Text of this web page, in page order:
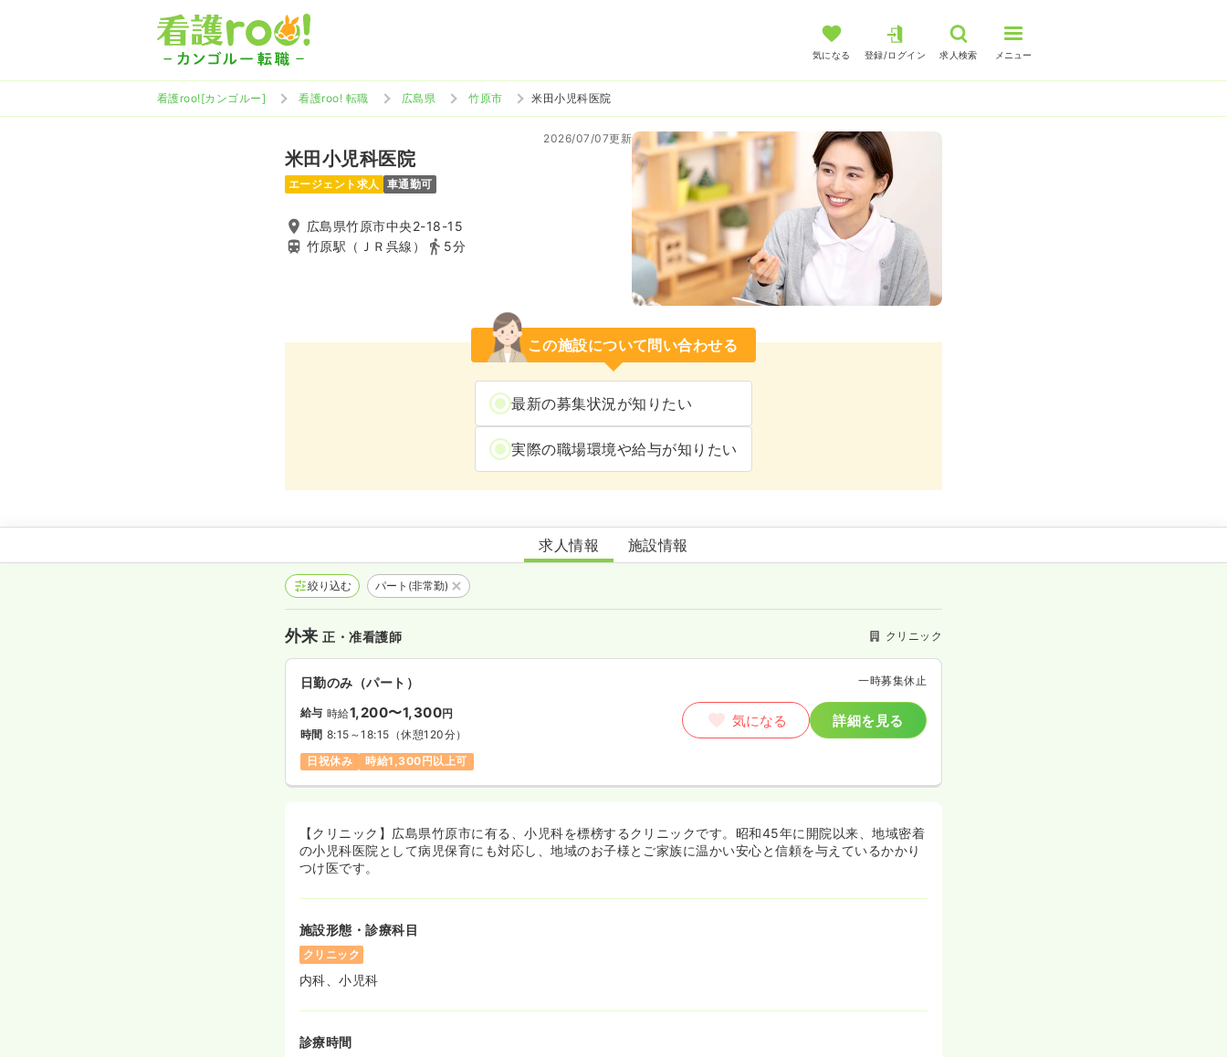
気になる 登録/ログイン 求人検索 メニュー
看護roo![カンゴルー] 看護roo! 転職 広島県 竹原市 米田小児科医院
米田小児科医院
2026/07/07更新
エージェント求人 車通勤可
広島県竹原市中央2-18-15
竹原駅（ＪＲ呉線）
5分
この施設について問い合わせる
最新の募集状況が知りたい
実際の職場環境や給与が知りたい
米田小児科医院
求人情報 施設情報
絞り込む パート(非常勤)
外来正・准看護師 クリニック
日勤のみ（パート） 一時募集休止
給与 時給1,200〜1,300円
時間 8:15～18:15 （休憩120分）
日祝休み
時給1,300円以上可
気になる 詳細を見る
【クリニック】広島県竹原市に有る、小児科を標榜するクリニックです。昭和45年に開院以来、地域密着
の小児科医院として病児保育にも対応し、地域のお子様とご家族に温かい安心と信頼を与えているかかり
つけ医です。
施設形態・診療科目
クリニック
内科、小児科
診療時間